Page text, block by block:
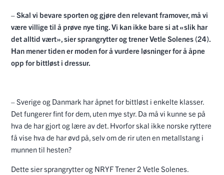
– Skal vi bevare sporten og gjøre den relevant framover, må vi
være villige til å prøve nye ting. Vi kan ikke bare si at «slik har
det alltid vært», sier sprangrytter og trener Vetle Solenes (24).
Han mener tiden er moden for å vurdere løsninger for å åpne
opp for bittløst i dressur.
– Sverige og Danmark har åpnet for bittløst i enkelte klasser.
Det fungerer fint for dem, uten mye styr. Da må vi kunne se på
hva de har gjort og lære av det. Hvorfor skal ikke norske ryttere
få vise hva de har øvd på, selv om de rir uten en metallstang i
munnen til hesten?
Dette sier sprangrytter og NRYF Trener 2 Vetle Solenes.